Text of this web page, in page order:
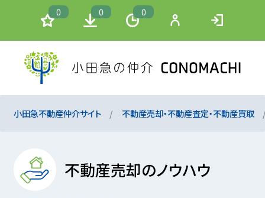
0 0 0
小田急不動産仲介サイト 不動産売却・不動産査定・不動産買取
不動産売却のノウハウ